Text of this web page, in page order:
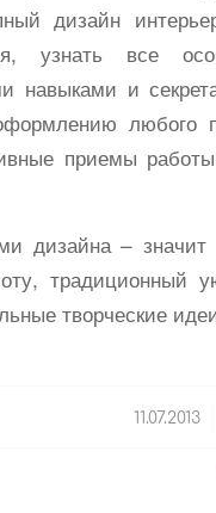
дизайн
узнать все
навыками и
любого
приемы
дизайна –
традиционный
творческие
11.07.2013
/